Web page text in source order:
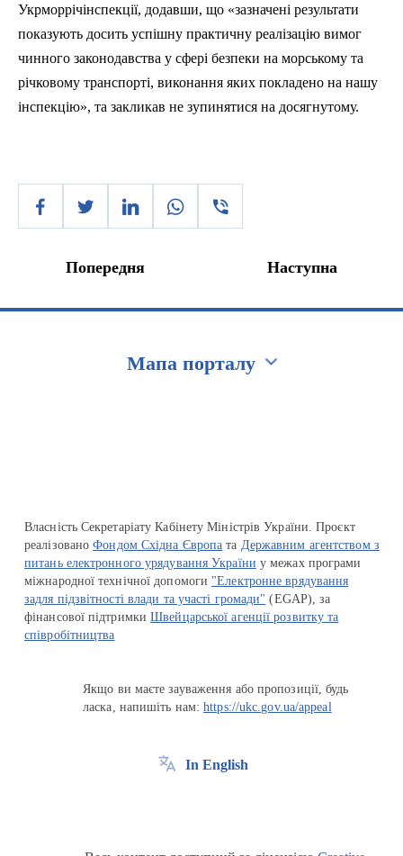
Укрморрічінспекції, додавши, що «зазначені результати
показують досить успішну практичну реалізацію вимог
чинного законодавства у сфері безпеки на морському та
річковому транспорті, виконання яких покладено на нашу
інспекцію», та закликав не зупинятися на досягнутому.
Попередня Наступна
Мапа порталу
Власність Секретаріату Кабінету Міністрів України. Проєкт
реалізованоФондом Східна Європа та Державним агентством з
питань електронного урядування України у межах програми
міжнародної технічної допомоги "Електронне врядування
задля підзвітності влади та участі громади" (EGAP), за
фінансової підтримкиШвейцарської агенції розвитку та
співробітництва
Якщо ви маєте зауваження або пропозиції, будь
ласка, напишіть нам:https://ukc.gov.ua/appeal
In English